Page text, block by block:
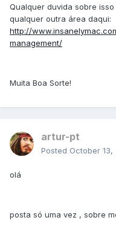
Qualquer duvida sobre
qualquer outra área daqui:
http://
management/
Muita Boa Sorte!
artur-pt
Posted October 13,
olá
posta só uma vez , sobre